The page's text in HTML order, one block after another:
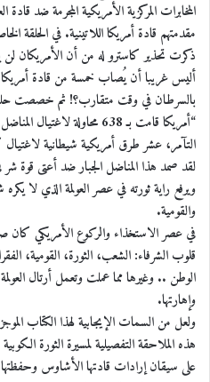
المخابرات المركزية الأمريكية المجرمة ضد قادة
مقدمتهم قادة أمريكا اللاتينية. في الحلقة
ذكرت تحذير كاسترو له من أن الأمريكان
أليس غريبا أن يُصاب خمسة من قادة أمريكا
بالسرطان في وقت متقارب؟! ثم خصصت حلقة خاصة
“أمريكا قامت بـ 638 محاولة
التآمر، عشر طرق أمريكية شيطانية
لقد صمد هذا المناضل الجبار ضد أعتى قوة
ويرفع راية ثورته في عصر العولمة الذي لا
والقومية.
في عصر الاستخذاء والركوع الأمريكي
قلوب الشرفاء: الشعب، الثورة، القومية،
الوطن .. وغيرها مما عملت وتعمل أرتال
وإهارتها.
هذه الملاحقة التفصيلية لمسيرة الثورة
على سيقان إرادات قادتها الأشاوس وحفظتها